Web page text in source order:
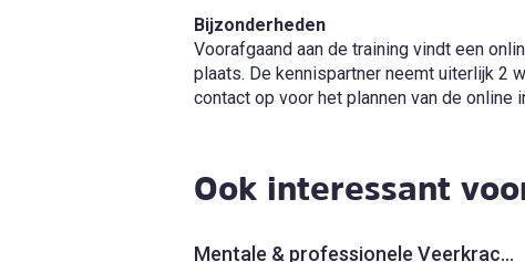
Bijzonderheden
Voorafgaand aan de training vindt een
plaats. De kennispartner neemt uiterlijk 2
contact op voor het plannen van de online
Ook interessant
Mentale & professionele Veerkracht: meer rust, energie en invloed